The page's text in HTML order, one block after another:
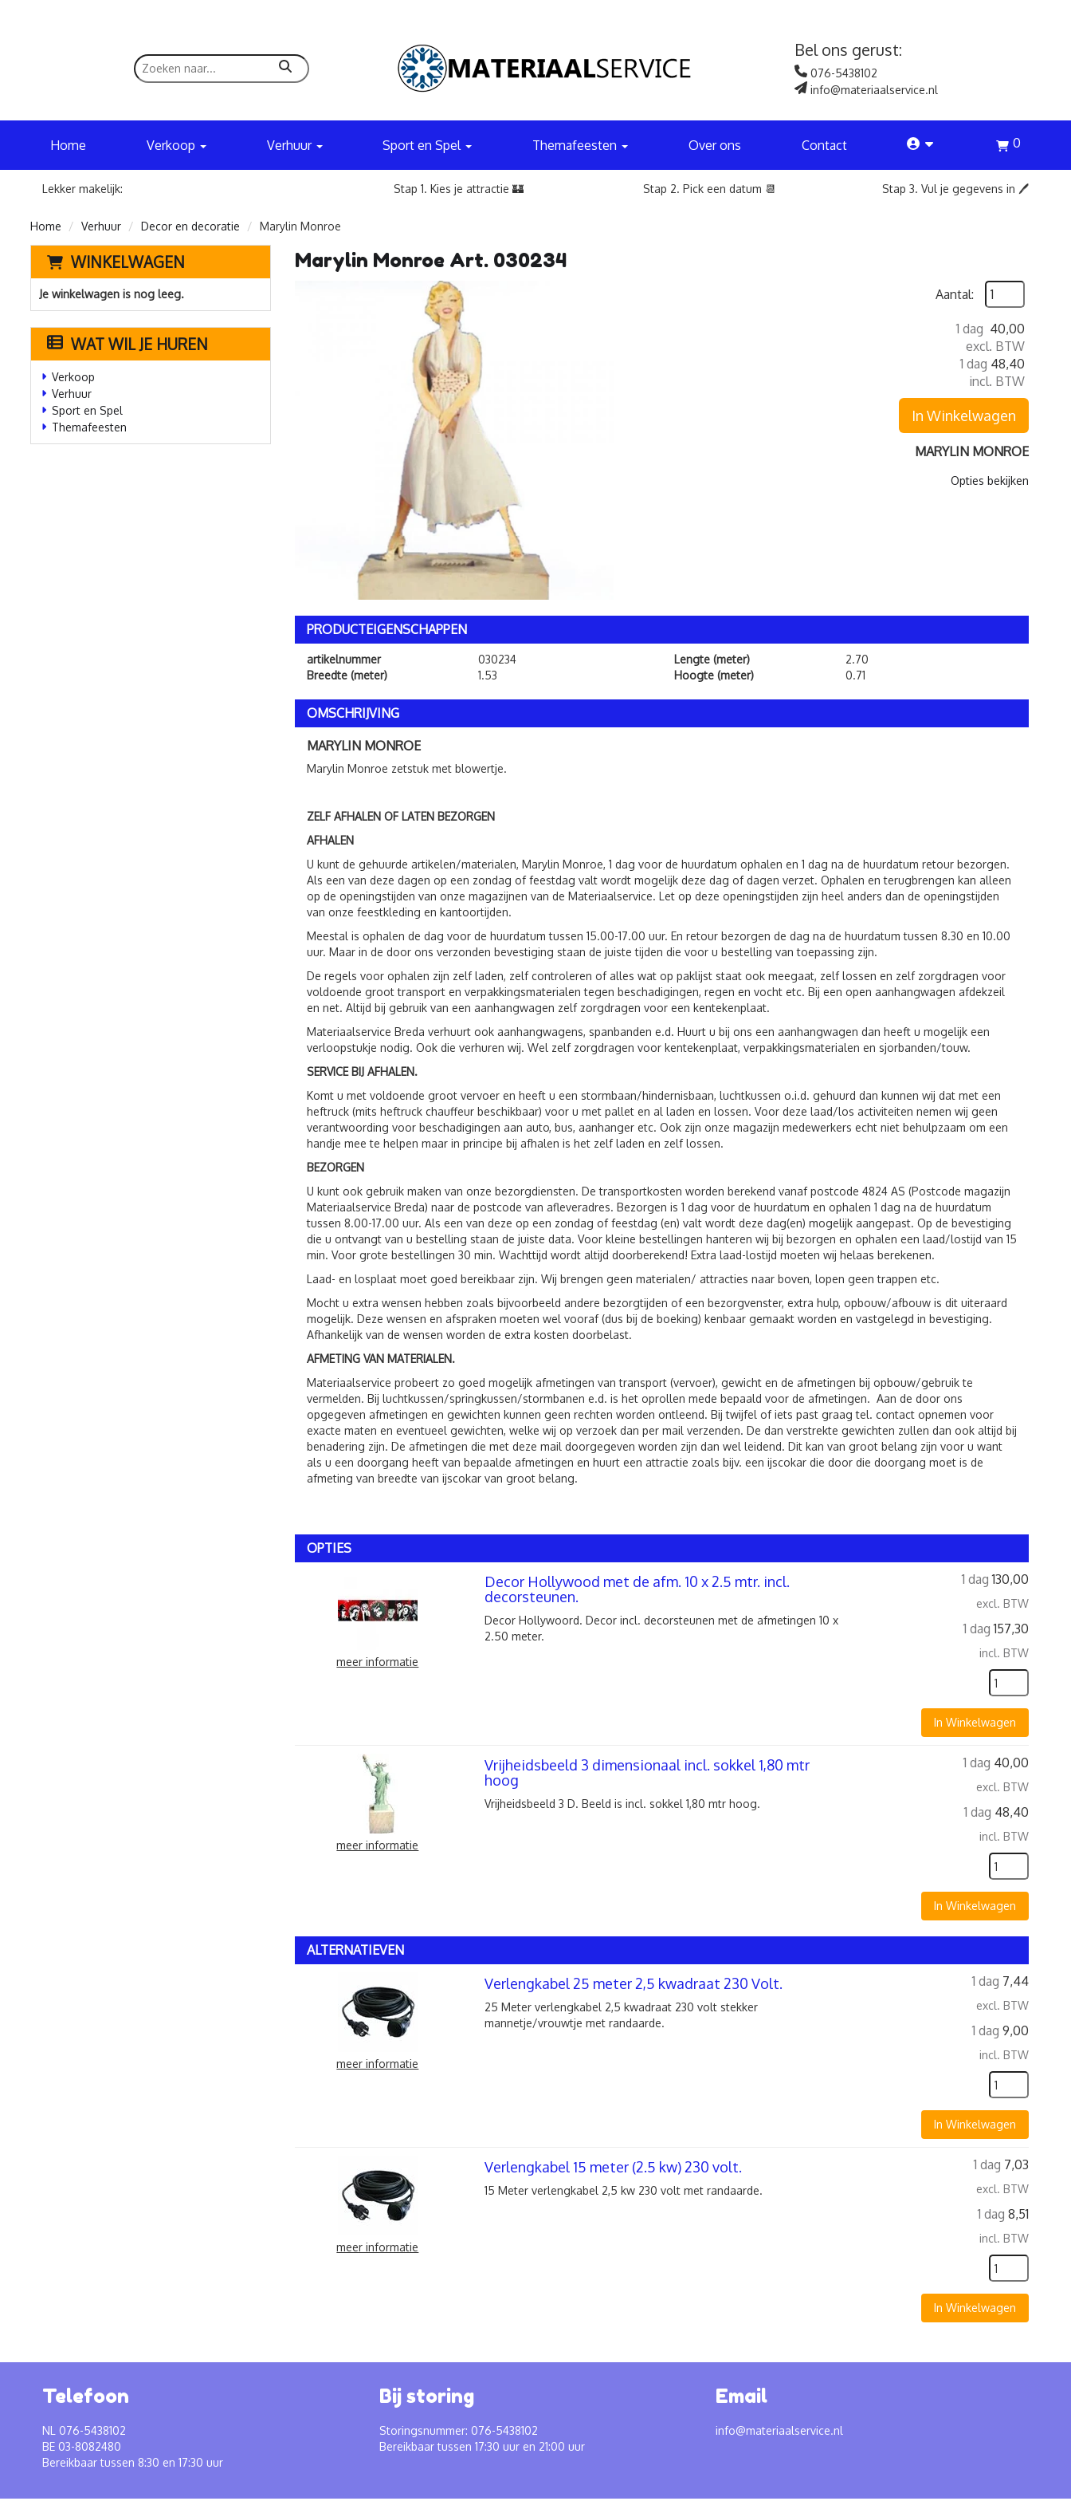
zoeken
Bel ons gerust:
076-5438102
info@materiaalservice.nl
Home Verkoop Verhuur Sport en Spel Themafeesten Over ons Contact account 0
Lekker makelijk: Stap 1. Kies je attractie 🏰 Stap 2. Pick een datum 📆 Stap 3. Vul je gegevens in 🖊️
Home Verhuur Decor en decoratie Marylin Monroe
WINKELWAGEN
Je winkelwagen is nog leeg.
WAT WIL JE HUREN
Verkoop
Verhuur
Sport en Spel
Themafeesten
Marylin Monroe Art. 030234
Aantal:
1 dag 40,00
excl. BTW
1 dag 48,40
incl. BTW
In Winkelwagen
MARYLIN MONROE
Opties bekijken
PRODUCTEIGENSCHAPPEN
artikelnummer
030234
Breedte (meter)
1.53
Lengte (meter)
2.70
Hoogte (meter)
0.71
OMSCHRIJVING
MARYLIN MONROE
Marylin Monroe zetstuk met blowertje.
ZELF AFHALEN OF LATEN BEZORGEN
AFHALEN
U kunt de gehuurde artikelen/materialen, Marylin Monroe, 1 dag voor de huurdatum ophalen en 1 dag na de huurdatum retour bezorgen.
Als een van deze dagen op een zondag of feestdag valt wordt mogelijk deze dag of dagen verzet. Ophalen en terugbrengen kan alleen
op de openingstijden van onze magazijnen van de Materiaalservice. Let op deze openingstijden zijn heel anders dan de openingstijden
van onze feestkleding en kantoortijden.
Meestal is ophalen de dag voor de huurdatum tussen 15.00-17.00 uur. En retour bezorgen de dag na de huurdatum tussen 8.30 en 10.00
uur. Maar in de door ons verzonden bevestiging staan de juiste tijden die voor u bestelling van toepassing zijn.
De regels voor ophalen zijn zelf laden, zelf controleren of alles wat op paklijst staat ook meegaat, zelf lossen en zelf zorgdragen voor
voldoende groot transport en verpakkingsmaterialen tegen beschadigingen, regen en vocht etc. Bij een open aanhangwagen afdekzeil
en net. Altijd bij gebruik van een aanhangwagen zelf zorgdragen voor een kentekenplaat.
Materiaalservice Breda verhuurt ook aanhangwagens, spanbanden e.d. Huurt u bij ons een aanhangwagen dan heeft u mogelijk een
verloopstukje nodig. Ook die verhuren wij. Wel zelf zorgdragen voor kentekenplaat, verpakkingsmaterialen en sjorbanden/touw.
SERVICE BIJ AFHALEN.
Komt u met voldoende groot vervoer en heeft u een stormbaan/hindernisbaan, luchtkussen o.i.d. gehuurd dan kunnen wij dat met een
heftruck (mits heftruck chauffeur beschikbaar) voor u met pallet en al laden en lossen. Voor deze laad/los activiteiten nemen wij geen
verantwoording voor beschadigingen aan auto, bus, aanhanger etc. Ook zijn onze magazijn medewerkers echt niet behulpzaam om een
handje mee te helpen maar in principe bij afhalen is het zelf laden en zelf lossen.
BEZORGEN
U kunt ook gebruik maken van onze bezorgdiensten. De transportkosten worden berekend vanaf postcode 4824 AS (Postcode magazijn
Materiaalservice Breda) naar de postcode van afleveradres. Bezorgen is 1 dag voor de huurdatum en ophalen 1 dag na de huurdatum
tussen 8.00-17.00 uur. Als een van deze op een zondag of feestdag (en) valt wordt deze dag(en) mogelijk aangepast. Op de bevestiging
die u ontvangt van u bestelling staan de juiste data. Voor kleine bestellingen hanteren wij bij bezorgen en ophalen een laad/lostijd van 15
min. Voor grote bestellingen 30 min. Wachttijd wordt altijd doorberekend! Extra laad-lostijd moeten wij helaas berekenen.
Laad- en losplaat moet goed bereikbaar zijn. Wij brengen geen materialen/ attracties naar boven, lopen geen trappen etc.
Mocht u extra wensen hebben zoals bijvoorbeeld andere bezorgtijden of een bezorgvenster, extra hulp, opbouw/afbouw is dit uiteraard
mogelijk. Deze wensen en afspraken moeten wel vooraf (dus bij de boeking) kenbaar gemaakt worden en vastgelegd in bevestiging.
Afhankelijk van de wensen worden de extra kosten doorbelast.
AFMETING VAN MATERIALEN.
Materiaalservice probeert zo goed mogelijk afmetingen van transport (vervoer), gewicht en de afmetingen bij opbouw/gebruik te
vermelden. Bij luchtkussen/springkussen/stormbanen e.d. is het oprollen mede bepaald voor de afmetingen. Aan de door ons
opgegeven afmetingen en gewichten kunnen geen rechten worden ontleend. Bij twijfel of iets past graag tel. contact opnemen voor
exacte maten en eventueel gewichten, welke wij op verzoek dan per mail verzenden. De dan verstrekte gewichten zullen dan ook altijd bij
benadering zijn. De afmetingen die met deze mail doorgegeven worden zijn dan wel leidend. Dit kan van groot belang zijn voor u want
als u een doorgang heeft van bepaalde afmetingen en huurt een attractie zoals bijv. een ijscokar die door die doorgang moet is de
afmeting van breedte van ijscokar van groot belang.
OPTIES
meer informatie
1 dag 130,00
excl. BTW
1 dag 157,30
incl. BTW
In Winkelwagen
Decor Hollywood met de afm. 10 x 2.5 mtr. incl.
decorsteunen.
Decor Hollywoord. Decor incl. decorsteunen met de afmetingen 10 x
2.50 meter.
meer informatie
1 dag 40,00
excl. BTW
1 dag 48,40
incl. BTW
In Winkelwagen
Vrijheidsbeeld 3 dimensionaal incl. sokkel 1,80 mtr
hoog
Vrijheidsbeeld 3 D. Beeld is incl. sokkel 1,80 mtr hoog.
ALTERNATIEVEN
meer informatie
1 dag 7,44
excl. BTW
1 dag 9,00
incl. BTW
In Winkelwagen
Verlengkabel 25 meter 2,5 kwadraat 230 Volt.
25 Meter verlengkabel 2,5 kwadraat 230 volt stekker
mannetje/vrouwtje met randaarde.
meer informatie
1 dag 7,03
excl. BTW
1 dag 8,51
incl. BTW
In Winkelwagen
Verlengkabel 15 meter (2.5 kw) 230 volt.
15 Meter verlengkabel 2,5 kw 230 volt met randaarde.
Telefoon
NL 076-5438102
BE 03-8082480
Bereikbaar tussen 8:30 en 17:30 uur
Bij storing
Storingsnummer: 076-5438102
Bereikbaar tussen 17:30 uur en 21:00 uur
Email
info@materiaalservice.nl